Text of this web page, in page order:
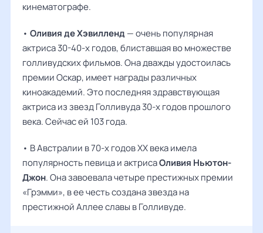
кинематографе.
• Оливия де Хэвилленд — очень популярная
актриса 30-40-х годов, блиставшая во множестве
голливудских фильмов. Она дважды удостоилась
премии Оскар, имеет награды различных
киноакадемий. Это последняя здравствующая
актриса из звезд Голливуда 30-х годов прошлого
века. Сейчас ей 103 года.
• В Австралии в 70-х годов XX века имела
популярность певица и актрисаОливия Ньютон-
Джон. Она завоевала четыре престижных премии
«Грэмми», в ее честь создана звезда на
престижной Аллее славы в Голливуде.